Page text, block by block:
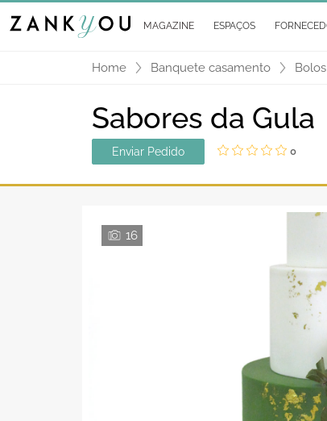
MAGAZINE ESPAÇOS
Home Banquete casamento
Sabores da Gula
Enviar Pedido 0
16